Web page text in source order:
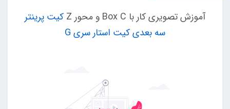
آموزش تصویری کار با Box C و محور Z
کیت پرینتر
سه بعدی کیت استار سری G